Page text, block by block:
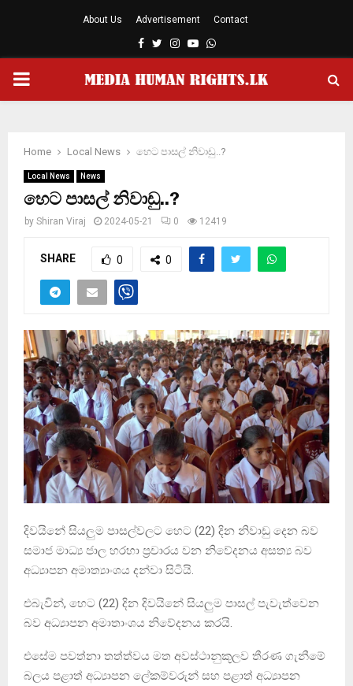
About Us Advertisement Contact
Facebook
TwitterInstagram
YoutubeWhatsapp
PRIMARY
Home Local News හෙට පාසල් නිවාඩු..?
Local News News
හෙට පාසල් නිවාඩු..?
by Shiran Viraj 2024-05-21 0 12419
SHARE 0 0
දිවයිනේ සියලුම පාසල්වලට හෙට (22) දින නිවාඩු දෙන බව
සමාජ මාධ්‍ය ජාල හරහා ප්‍රචාරය වන නිවේදනය අසත්‍ය බව
අධ්‍යාපන අමාත්‍යාංශය දන්වා සිටියි.
එබැවින්, හෙට (22) දින දිවයිනේ සියලුම පාසල් පැවැත්වෙන
බව අධ්‍යාපන අමාතාංශය නිවේදනය කරයි.
එසේම පවත්නා තත්ත්වය මත අවස්ථානුකූලව තීරණ ගැනීමේ
බලය පළාත් අධ්‍යාපන ලේකම්වරුන් සහ පළාත් අධ්‍යාපන